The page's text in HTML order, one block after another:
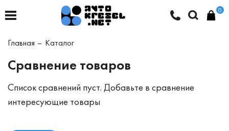
0
Главная Каталог
Сравнение товаров
Список сравнений пуст. Добавьте в сравнение
интересующие товары